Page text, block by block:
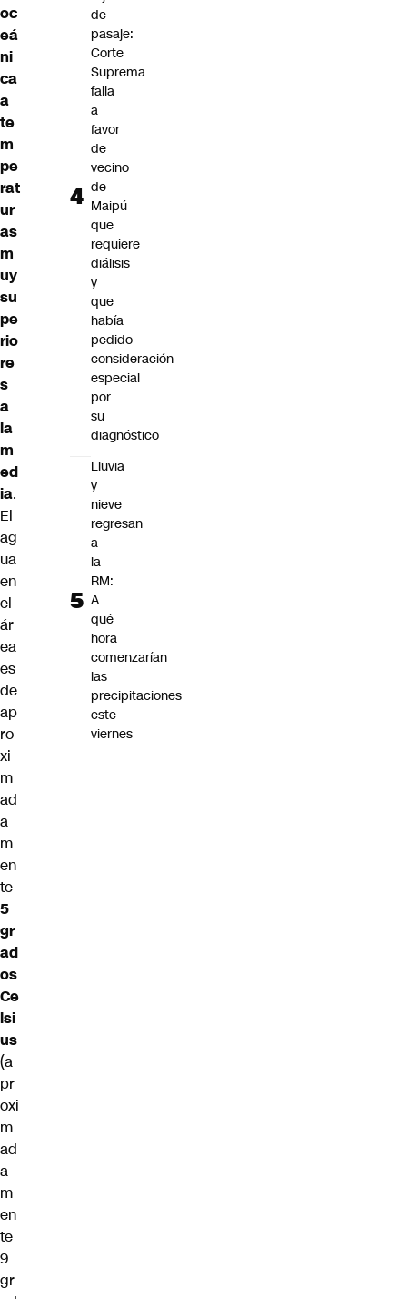
oc
eá
ni
ca
a
te
m
pe
rat
ur
as
m
uy
su
pe
rio
re
s
a
la
m
ed
ia.
El
ag
ua
en
el
ár
ea
es
de
ap
ro
xi
m
ad
a
m
en
te
5
gr
ad
os
Ce
lsi
us
(a
pr
oxi
m
ad
a
m
en
te
9
gr
de
pasaje:
Corte
Suprema
falla
a
favor
de
vecino
de
Maipú
que
requiere
diálisis
y
que
había
pedido
consideración
especial
por
su
diagnóstico
Lluvia
y
nieve
regresan
a
la
RM:
A
qué
hora
comenzarían
las
precipitaciones
este
viernes